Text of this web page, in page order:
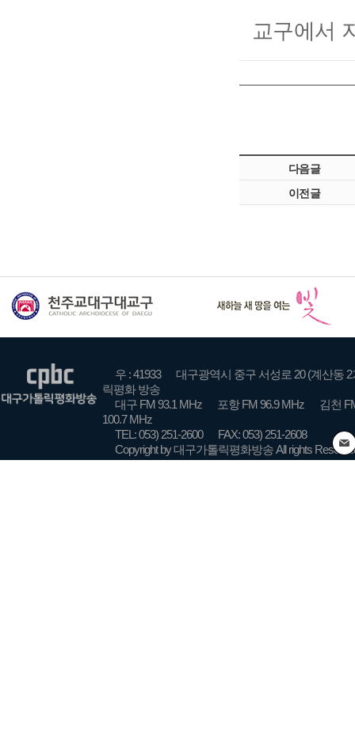
교구에서
다음글
이전글
우 : 41933
대구광역시 중구 서성로 20 (계산동 2
릭평화 방송
대구 FM 93.1 MHz
포항 FM 96.9 MHz
김천
100.7 MHz
TEL: 053) 251-2600
FAX: 053) 251-2608
Copyright by 대구가톨릭평화방송 All rights